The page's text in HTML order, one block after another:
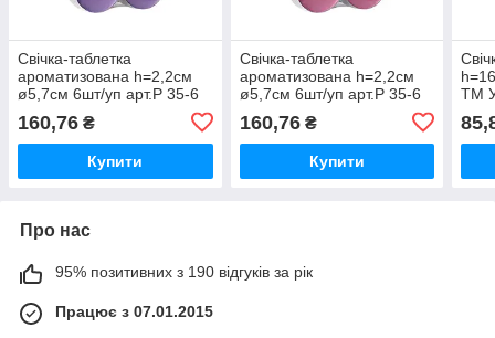
Свічка-таблетка
ароматизована h=2,2см
ø5,7см 6шт/уп арт.Р 35-6
160,76 ₴
Купити
Свічка-таблетка
ароматизована h=2,2см
ø5,7см 6шт/уп арт.Р 35-6
160,76₴
Купити
ТМ
Про нас
95% позитивних з 190 відгуків за рік
Працює з 07.01.2015